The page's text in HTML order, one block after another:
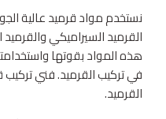
نستخدم مواد قرميد عالية
القرميد السيراميكي
هذه المواد بقوتها
في تركيب القرميد. فني تركيب
القرميد.